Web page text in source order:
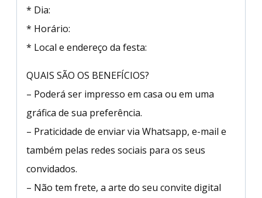
* Dia:
* Horário:
* Local e endereço da festa:
QUAIS SÃO OS BENEFÍCIOS?
– Poderá ser impresso em casa ou em uma
gráfica de sua preferência.
– Praticidade de enviar via Whatsapp, e-mail e
também pelas redes sociais para os seus
convidados.
– Não tem frete, a arte do seu convite digital